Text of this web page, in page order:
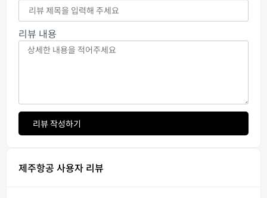
리뷰 내용
리뷰 작성하기
제주항공 사용자 리뷰